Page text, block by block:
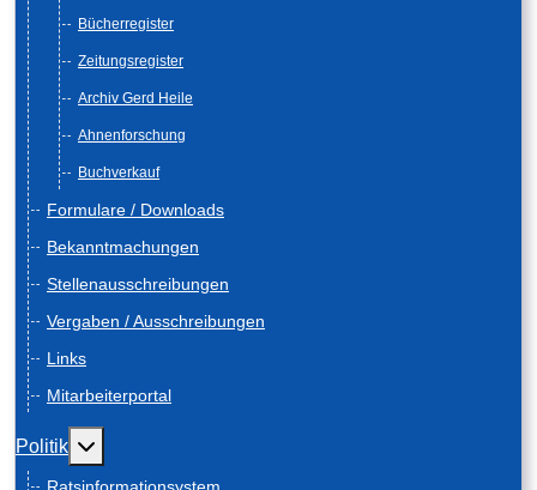
Bücherregister
Zeitungsregister
Archiv Gerd Heile
Ahnenforschung
Buchverkauf
Formulare / Downloads
Bekanntmachungen
Stellenausschreibungen
Vergaben / Ausschreibungen
Links
Mitarbeiterportal
Politik Weitere Informationen: Politik